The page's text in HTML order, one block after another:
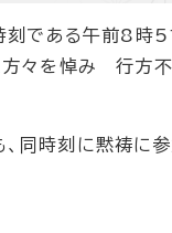
である午前8時
々を悼み 行方
同時刻に黙祷に参